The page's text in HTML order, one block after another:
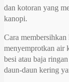
dan kotoran yang
kanopi.
Cara
menyemprotkan air
besi atau baja
daun-daun kering